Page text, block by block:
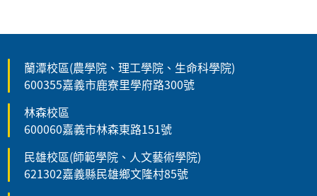
蘭潭校區(農學院、理工學院、生命科學院)
600355嘉義市鹿寮里學府路300號
林森校區
600060嘉義市林森東路151號
民雄校區(師範學院、人文藝術學院)
621302嘉義縣民雄鄉文隆村85號